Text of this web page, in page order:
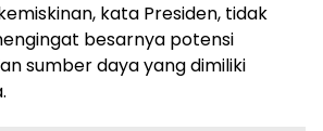
kata Presiden, tidak
besarnya potensi
sumber daya yang dimiliki